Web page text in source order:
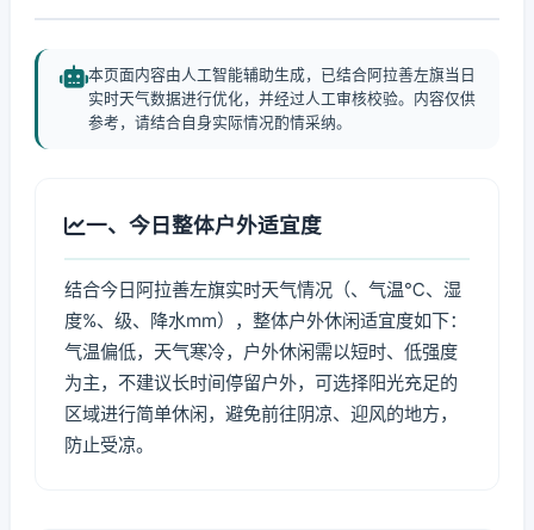
本页面内容由人工智能辅助生成，已结合阿拉善左旗当日
实时天气数据进行优化，并经过人工审核校验。内容仅供
参考，请结合自身实际情况酌情采纳。
一、今日整体户外适宜度
结合今日阿拉善左旗实时天气情况（、气温℃、湿
度%、级、降水mm），整体户外休闲适宜度如下：
气温偏低，天气寒冷，户外休闲需以短时、低强度
为主，不建议长时间停留户外，可选择阳光充足的
区域进行简单休闲，避免前往阴凉、迎风的地方，
防止受凉。